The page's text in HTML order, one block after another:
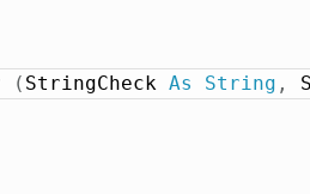
( StringCheck As String ,